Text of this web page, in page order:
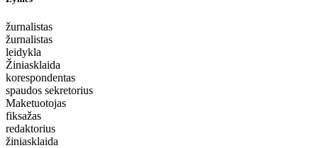
žurnalistas
žurnalistas
leidykla
Žiniasklaida
korespondentas
spaudos sekretorius
Maketuotojas
fiksažas
redaktorius
žiniasklaida